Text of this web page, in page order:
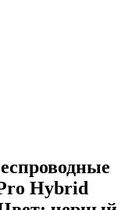
Hybrid